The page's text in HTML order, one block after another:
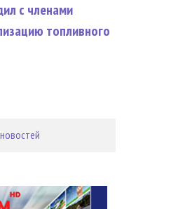
с членами
топливного